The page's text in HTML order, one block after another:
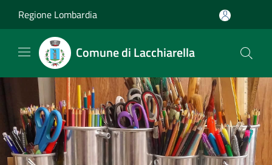
Regione Lombardia
Comune di Lacchiarella